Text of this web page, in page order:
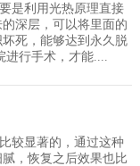
是利用光热原理直接
深层，可以将里面的
死，能够达到永久脱
进行手术，才能....
较显著的，通过这种
，恢复之后效果也比